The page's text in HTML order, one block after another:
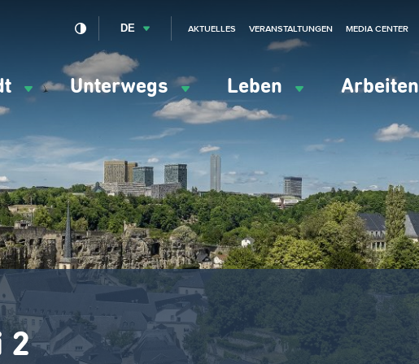
Unterwegs Leben Arbeiten
DE AKTUELLES VERANSTALTUNGEN MEDIA CENTER
2